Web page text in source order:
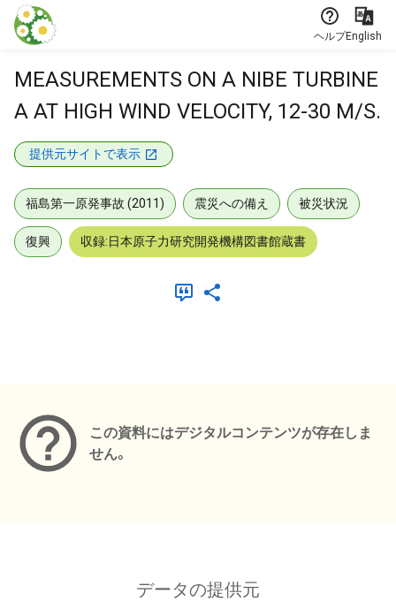
本文に飛ぶ
ヘルプEnglish
MEASUREMENTS ON A NIBE TURBINE
A AT HIGH WIND VELOCITY, 12-30 M/S.
提供元サイトで表示
福島第一原発事故 (2011) 震災への備え 被災状況
復興 収録:日本原子力研究開発機構図書館蔵書
この資料にはデジタルコンテンツが存在しま
せん。
データの提供元